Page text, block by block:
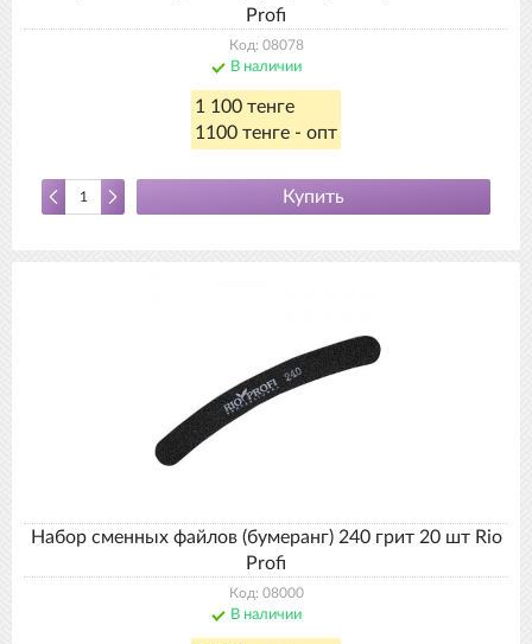
Profi
Код: 08078
В наличии
1 100 тенге
1100 тенге - опт
Купить
Набор сменных файлов (бумеранг) 240 грит 20 шт Rio
Profi
Код: 08000
В наличии